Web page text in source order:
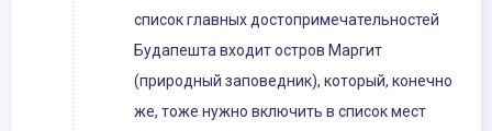
список главных достопримечательностей
Будапешта входит остров Маргит
(природный заповедник), который, конечно
же, тоже нужно включить в список мест